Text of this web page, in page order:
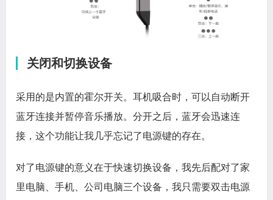
关闭和切换设备
采用的是内置的霍尔开关。耳机吸合时，可以自动断开
蓝牙连接并暂停音乐播放。分开之后，蓝牙会迅速连
接，这个功能让我几乎忘记了电源键的存在。
对了电源键的意义在于快速切换设备，我先后配对了家
里电脑、手机、公司电脑三个设备，我只需要双击电源